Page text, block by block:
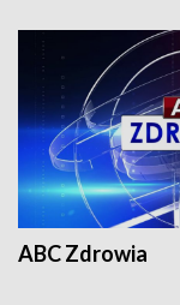
ABC Zdrowia